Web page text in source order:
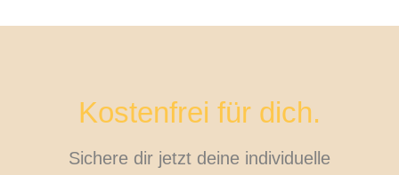
Kostenfrei für dich.
Sichere dir jetzt deine individuelle